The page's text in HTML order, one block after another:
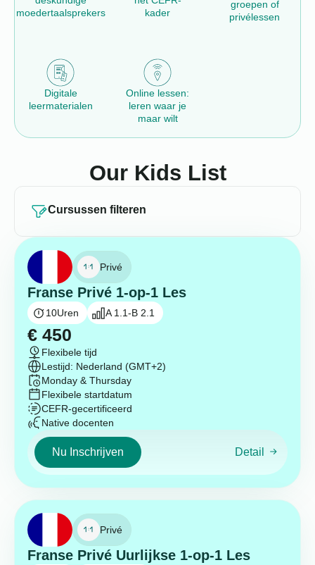
Our Kids List
moedertaalsprekers
kader
groepen of
privélessen
Digitale
leermaterialen
Online lessen:
leren waar je
maar wilt
Cursussen filteren
Privé
Franse Privé 1-op-1 Les
10Uren A 1.1-B 2.1
€ 450
Flexibele tijd
Lestijd: Nederland (GMT+2)
Monday & Thursday
Flexibele startdatum
CEFR-gecertificeerd
Native docenten
Nu Inschrijven Detail
Privé
Franse Privé Uurlijkse 1-op-1 Les